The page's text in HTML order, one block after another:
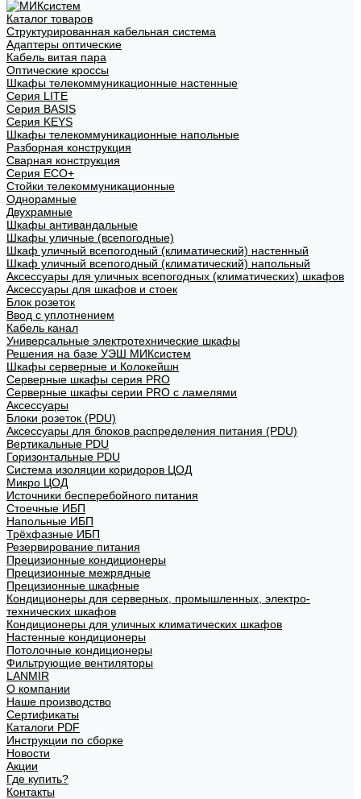
Каталог товаров
Структурированная кабельная система
Адаптеры оптические
Кабель витая пара
Оптические кроссы
Шкафы телекоммуникационные настенные
Cерия LITE
Cерия BASIS
Cерия KEYS
Шкафы телекоммуникационные напольные
Разборная конструкция
Сварная конструкция
Серия ECO+
Стойки телекоммуникационные
Однорамные
Двухрамные
Шкафы антивандальные
Шкафы уличные (всепогодные)
Шкаф уличный всепогодный (климатический) настенный
Шкаф уличный всепогодный (климатический) напольный
Аксессуары для уличных всепогодных (климатических) шкафов
Аксессуары для шкафов и стоек
Блок розеток
Ввод с уплотнением
Кабель канал
Универсальные электротехнические шкафы
Решения на базе УЭШ МИКсистем
Шкафы серверные и Колокейшн
Серверные шкафы серия PRO
Серверные шкафы серии PRO с ламелями
Аксессуары
Блоки розеток (PDU)
Аксессуары для блоков распределения питания (PDU)
Вертикальные PDU
Горизонтальные PDU
Система изоляции коридоров ЦОД
Микро ЦОД
Источники бесперебойного питания
Стоечные ИБП
Напольные ИБП
Трёхфазные ИБП
Резервирование питания
Прецизионные кондиционеры
Прецизионные межрядные
Прецизионные шкафные
Кондиционеры для серверных, промышленных, электро-
технических шкафов
Кондиционеры для уличных климатических шкафов
Настенные кондиционеры
Потолочные кондиционеры
Фильтрующие вентиляторы
LANMIR
О компании
Наше производство
Сертификаты
Каталоги PDF
Инструкции по сборке
Новости
Акции
Где купить?
Контакты